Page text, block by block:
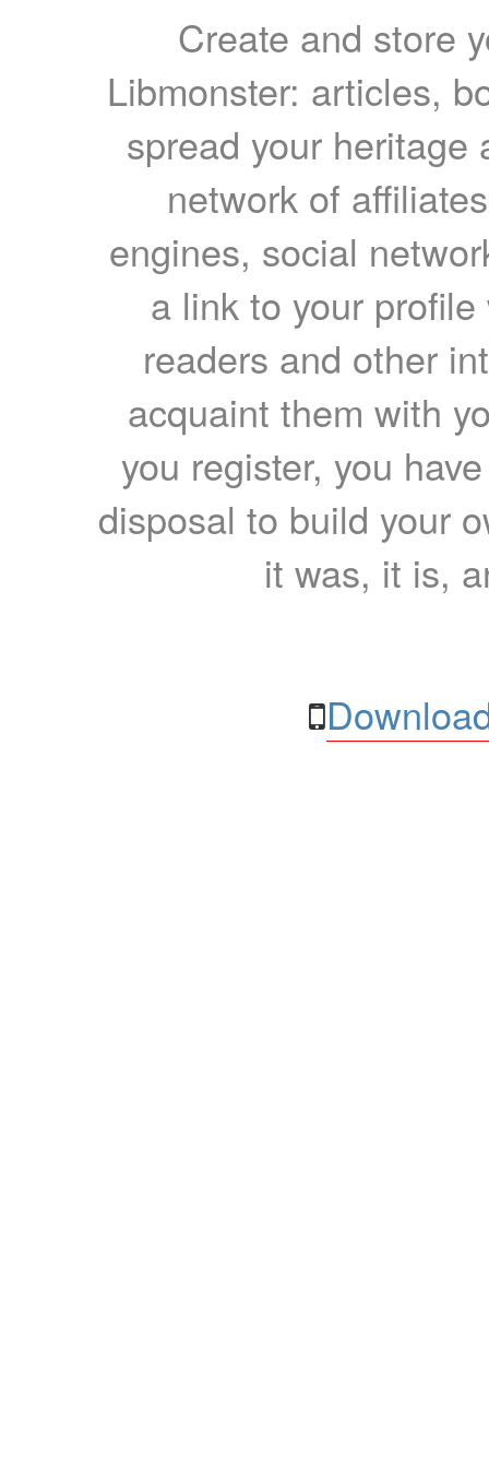
Create and store
Libmonster: articles,
spread your heritage
network of
engines, social
a link to your
readers and other
acquaint them with
you register, you
disposal to build your
it was, it is,